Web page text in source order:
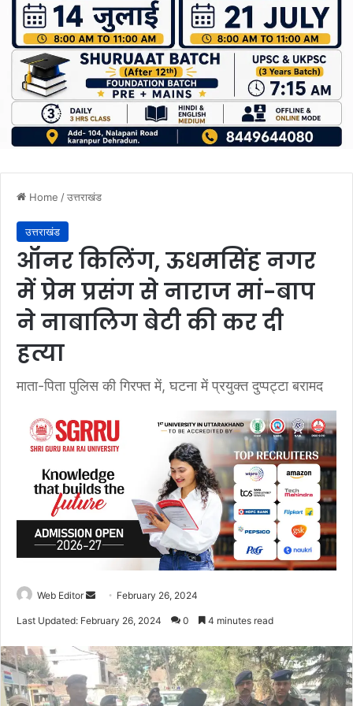
Home /उत्तराखंड
उत्तराखंड
ऑनर किलिंग, ऊधमसिंह नगर
में प्रेम प्रसंग से नाराज मां-बाप
ने नाबालिग बेटी की कर दी
हत्या
माता-पिता पुलिस की गिरफ्त में, घटना में प्रयुक्त दुप्पट्टा बरामद
Web Editor
d
a
n
February 26, 2024
Last Updated: February 26, 2024 0 4 minutes read